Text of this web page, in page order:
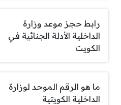
رابط حجز موعد وزارة
الداخلية الأدلة الجنائية في
الكويت
ما هو الرقم الموحد لوزارة
الداخلية الكويتية